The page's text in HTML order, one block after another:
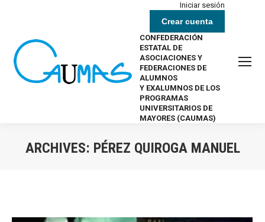
Iniciar sesión
Crear cuenta
CONFEDERACIÓN
ESTATAL DE
ASOCIACIONES Y
FEDERACIONES DE
ALUMNOS
Y EXALUMNOS DE LOS
PROGRAMAS
UNIVERSITARIOS DE
MAYORES (CAUMAS)
ARCHIVES: PÉREZ QUIROGA MANUEL